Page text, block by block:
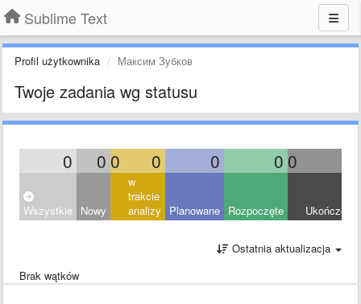
Sublime Text
Profil użytkownika Максим Зубков
Twoje zadania wg statusu
0 0 0 0 0 0 0
Wszystkie Nowy
w
trakcie
analizy
Planowane Rozpoczęte Ukończony
Ostatnia aktualizacja
Brak wątków